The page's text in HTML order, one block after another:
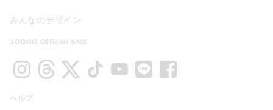
みんなのデザイン
JOGGO Official SNS
ヘルプ